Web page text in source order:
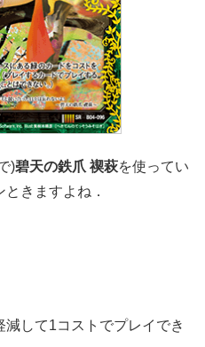
)碧天の鉄爪 禊萩を使ってい
きますよね．
して1コストでプレイでき